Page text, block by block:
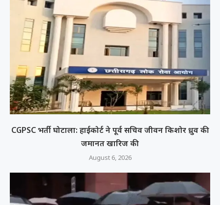
CGPSC भर्ती घोटाला: हाईकोर्ट ने पूर्व सचिव जीवन किशोर ध्रुव की
जमानत खारिज की
August 6, 2026